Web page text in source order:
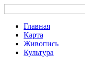
Главная
Карта
Живопись
Культура